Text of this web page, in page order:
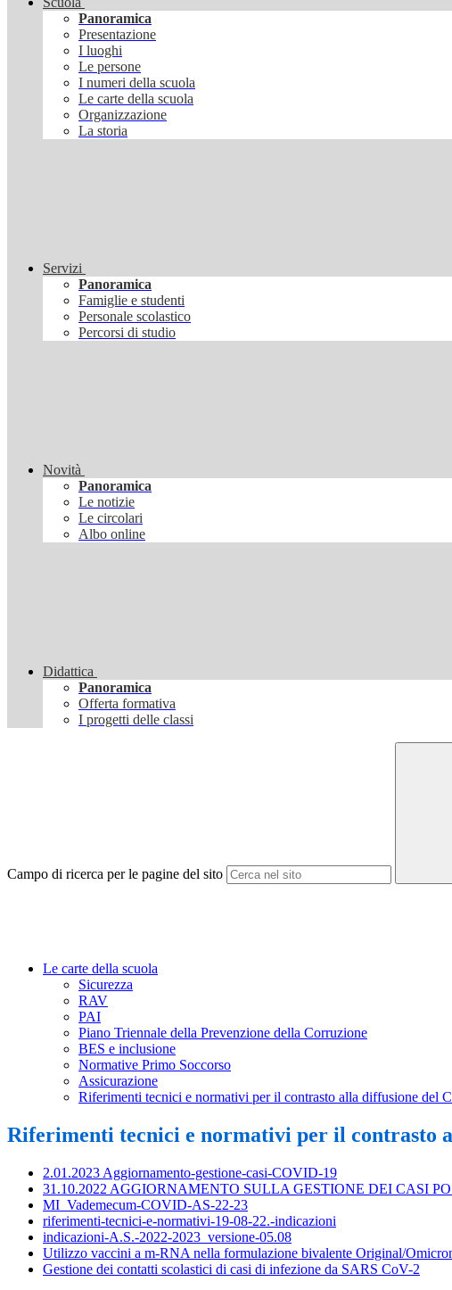
Panoramica
Presentazione
I luoghi
Le persone
I numeri della scuola
Le carte della scuola
Organizzazione
La storia
Servizi
Panoramica
Famiglie e studenti
Personale scolastico
Percorsi di studio
Novità
Panoramica
Le notizie
Le circolari
Albo online
Didattica
Panoramica
Offerta formativa
I progetti delle classi
Campo di ricerca per le pagine del sito
Le carte della scuola
Sicurezza
RAV
PAI
Piano Triennale della Prevenzione della Corruzione
BES e inclusione
Normative Primo Soccorso
Assicurazione
Riferimenti tecnici e normativi per il contrasto alla diffusione del
Riferimenti tecnici e normativi per il contrasto
2.01.2023 Aggiornamento-gestione-casi-COVID-19
31.10.2022 AGGIORNAMENTO SULLA GESTIONE DEI CASI
MI_Vademecum-COVID-AS-22-23
riferimenti-tecnici-e-normativi-19-08-22.-indicazioni
indicazioni-A.S.-2022-2023_versione-05.08
Utilizzo vaccini a m-RNA nella formulazione bivalente Original/
Gestione dei contatti scolastici di casi di infezione da SARS CoV-2